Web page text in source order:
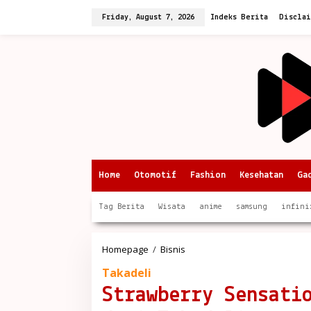
Friday, August 7, 2026 Indeks Berita
Home Otomotif Fashion Kesehatan
Tag Berita Wisata anime samsung
Homepage / Bisnis
Panas
Takadeli
Strawberry